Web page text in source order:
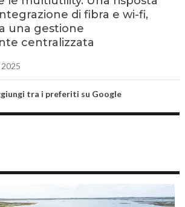
di fibra e wi-fi,
una gestione
centralizzata
tra i preferiti su Google